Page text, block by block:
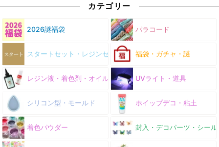
カテゴリー
2026謎福袋 パラコード
スタートセット・レジンセット 福袋・ガチャ・謎
レジン液・着色剤・オイル UVライト・道具
シリコン型・モールド ホイップデコ・粘土
着色パウダー 封入・デコパーツ・シール